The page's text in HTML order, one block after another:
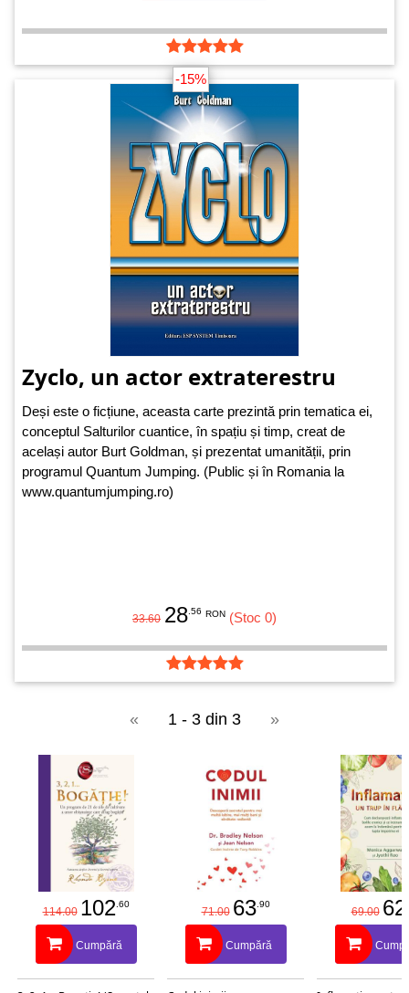
-15%
Zyclo, un actor extraterestru
Deși este o ficțiune, aceasta carte prezintă prin tematica ei,
conceptul Salturilor cuantice, în spațiu și timp, creat de
același autor Burt Goldman, și prezentat umanității, prin
programul Quantum Jumping. (Public și în Romania la
www.quantumjumping.ro)
33.60 28 .56 RON (Stoc 0)
« 1 - 3 din 3 »
114.00 102 .60
Cumpără
71.00 63 .90
Cumpără
69.00 62